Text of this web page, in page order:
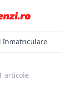
înmatriculare
articole